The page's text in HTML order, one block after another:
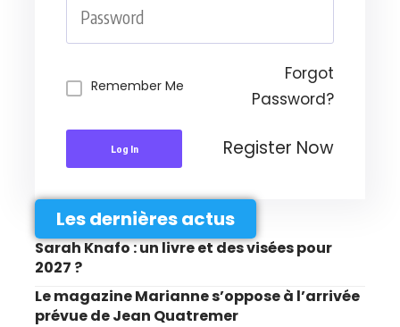
Remember Me
Forgot
Password?
Log In Register Now
Les dernières actus
Sarah Knafo : un livre et des visées pour
2027 ?
Le magazine Marianne s’oppose à l’arrivée
prévue de Jean Quatremer